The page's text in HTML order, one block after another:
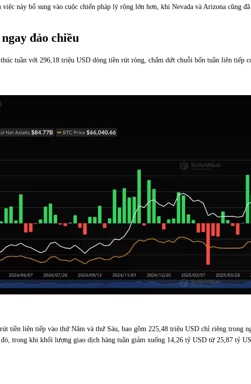
này bổ sung vào cuộc chiến pháp lý rộng lớn hơn, khi Nevada và Arizona cũng
đảo chiều
tuần với 296,18 triệu USD dòng tiền rút ròng, chấm dứt chuỗi bốn tuần liên tiếp
tiền liên tiếp vào thứ Năm và thứ Sáu, bao gồm 225,48 triệu USD chỉ riêng
trong khi khối lượng giao dịch hàng tuần giảm xuống 14,26 tỷ USD từ 25,87 tỷ